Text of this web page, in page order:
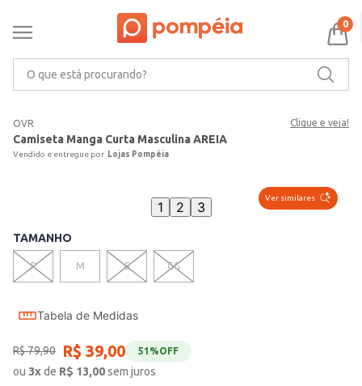
0
OVR Clique e veja!
Camiseta Manga Curta Masculina AREIA
Lojas Pompéia
Ver similares
1 2 3
TAMANHO
P M G GG
Tabela de Medidas
R$79,90 R$ 39,00 51%OFF
ou 3xde R$ 13,00sem juros